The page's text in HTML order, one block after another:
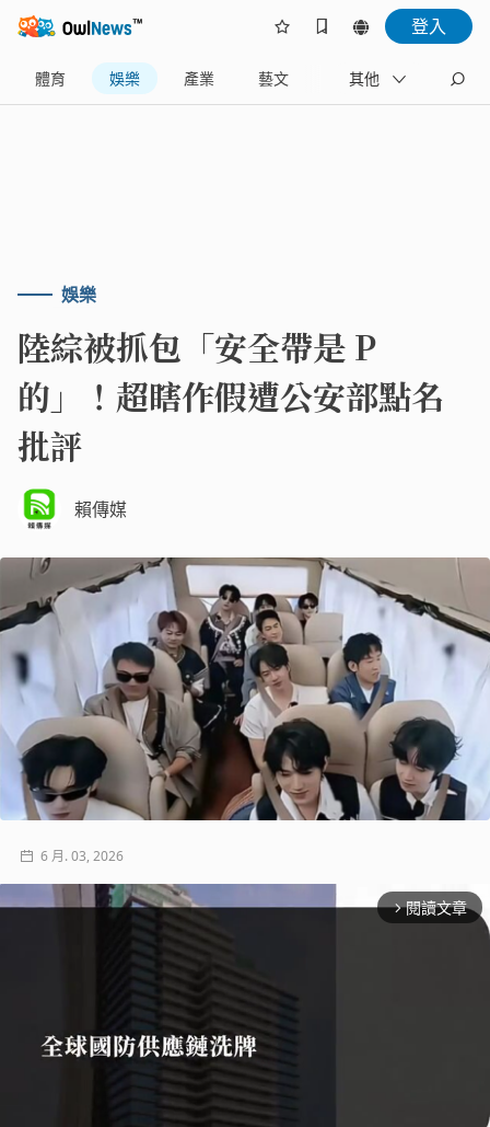
登入
體育 娛樂 產業 藝文 地方
其他
娛樂
陸綜被抓包「安全帶是 P
的」！超瞎作假遭公安部點名
批評
賴傳媒
6 月. 03, 2026
arrow_forward_ios 閱讀文章